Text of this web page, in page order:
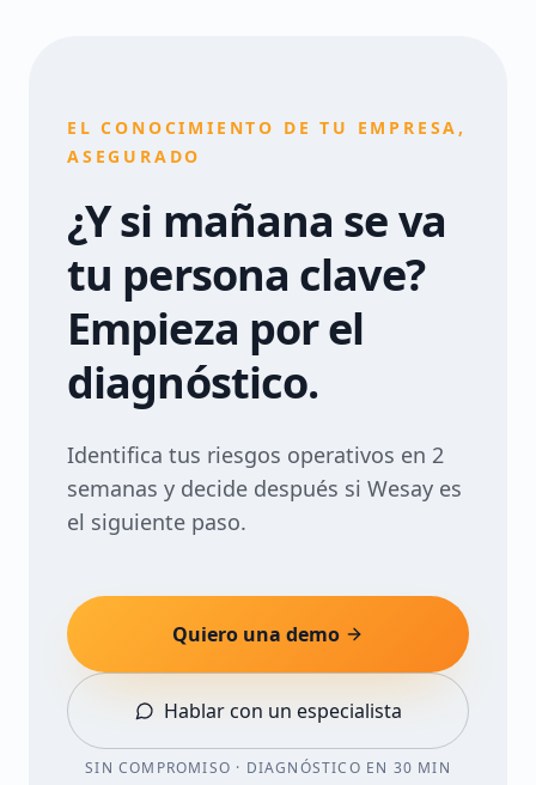
EL CONOCIMIENTO DE TU EMPRESA,
ASEGURADO
¿Y si mañana se va
tu persona clave?
Empieza por el
diagnóstico.
Identifica tus riesgos operativos en 2
semanas y decide después si Wesay es
el siguiente paso.
Quiero una demo
Hablar con un especialista
SIN COMPROMISO · DIAGNÓSTICO EN 30 MIN